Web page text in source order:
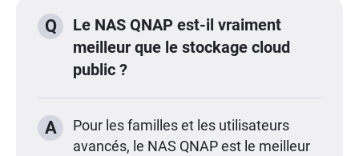
Q
Le NAS QNAP est-il vraiment
meilleur que le stockage cloud
public ?
A
Pour les familles et les utilisateurs
avancés, le NAS QNAP est le meilleur